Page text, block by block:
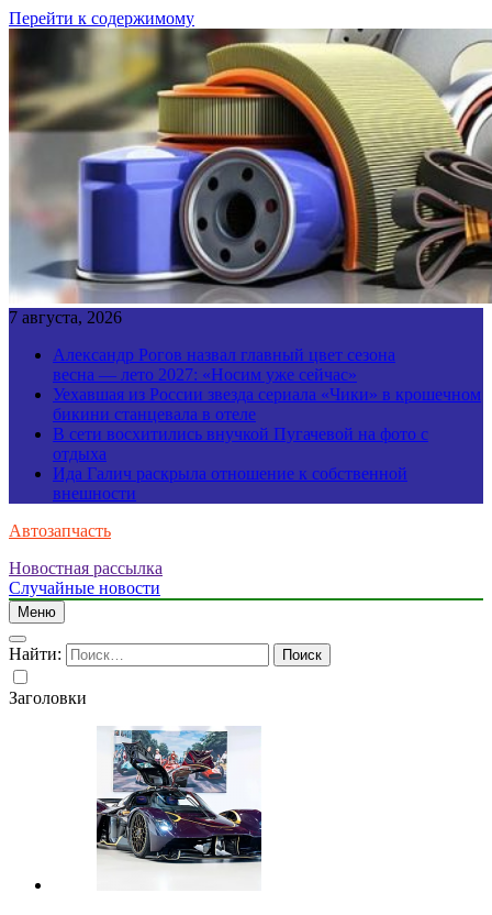
Перейти к содержимому
7 августа, 2026
Александр Рогов назвал главный цвет сезона
весна — лето 2027: «Носим уже сейчас»
Уехавшая из России звезда сериала «Чики» в крошечном
бикини станцевала в отеле
В сети восхитились внучкой Пугачевой на фото с
отдыха
Ида Галич раскрыла отношение к собственной
внешности
Автозапчасть
Новостная рассылка
Случайные новости
Меню
Найти:
Заголовки